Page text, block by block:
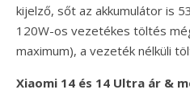
kijelző, sőt az akkumulátor is
120W-os vezetékes töltés
maximum), a vezeték nélküli
Xiaomi 14 és 14 Ultra ár &